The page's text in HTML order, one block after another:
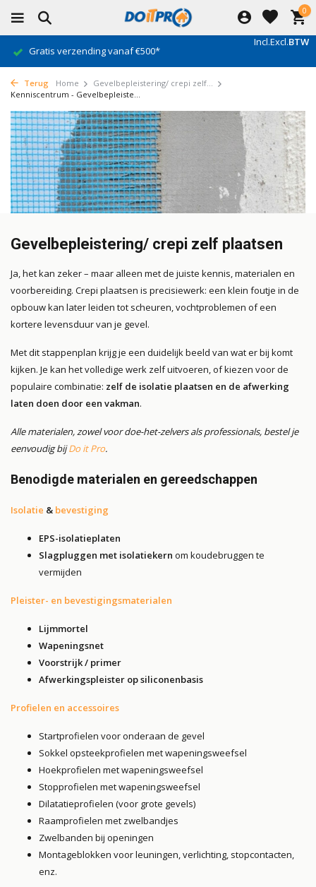
0
Incl.Excl.BTW
Gratis verzending vanaf €500*
Terug Home
Gevelbepleistering/ crepi zelf...
Kenniscentrum - Gevelbepleiste...
Gevelbepleistering/ crepi zelf plaatsen
Ja, het kan zeker – maar alleen met de juiste kennis, materialen en
voorbereiding. Crepi plaatsen is precisiewerk: een klein foutje in de
opbouw kan later leiden tot scheuren, vochtproblemen of een
kortere levensduur van je gevel.
Met dit stappenplan krijg je een duidelijk beeld van wat er bij komt
kijken. Je kan het volledige werk zelf uitvoeren, of kiezen voor de
populaire combinatie: zelf de isolatie plaatsen en de afwerking
laten doen door een vakman.
Alle materialen, zowel voor doe-het-zelvers als professionals, bestel je
eenvoudig bijDo it Pro.
Benodigde materialen en gereedschappen
Isolatie & bevestiging
EPS-isolatieplaten
Slagpluggen met isolatiekern om koudebruggen te
vermijden
Pleister- en bevestigingsmaterialen
Lijmmortel
Wapeningsnet
Voorstrijk / primer
Afwerkingspleister op siliconenbasis
Profielen en accessoires
Startprofielen voor onderaan de gevel
Sokkel opsteekprofielen met wapeningsweefsel
Hoekprofielen met wapeningsweefsel
Stopprofielen met wapeningsweefsel
Dilatatieprofielen (voor grote gevels)
Raamprofielen met zwelbandjes
Zwelbanden bij openingen
Montageblokken voor leuningen, verlichting, stopcontacten,
enz.